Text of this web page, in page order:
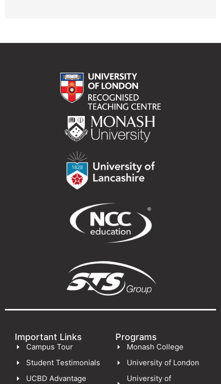
Important Links
Campus Tour
Student Testimonials
UCBD Advantage
Programs
Monash College
University of London
University of